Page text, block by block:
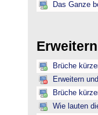
Das Ganze
Brüche
Erweitern
Brüche
Wie lauten